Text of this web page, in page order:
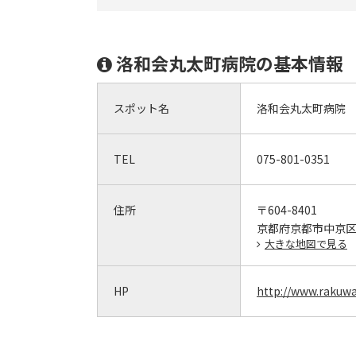
洛和会丸太町病院の基本情報
スポット名 洛和会丸太町病院
TEL 075-801-0351
住所
〒604-8401
京都府京都市中京
大きな地図で見る
HP http://